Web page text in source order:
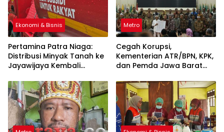
Ekonomi & Bisnis
Pertamina Patra Niaga:
Distribusi Minyak Tanah ke
Jayawijaya Kembali
Metro
Cegah Korupsi,
Kementerian ATR/BPN, KPK,
dan Pemda Jawa Barat